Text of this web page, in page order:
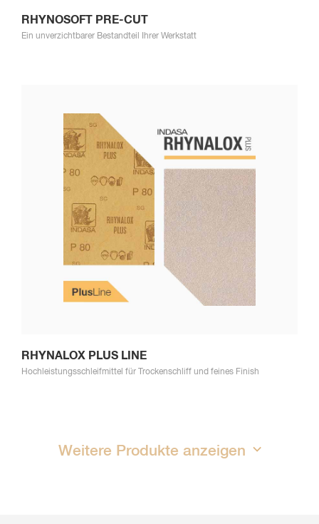
RHYNOSOFT PRE-CUT
Ein unverzichtbarer Bestandteil Ihrer Werkstatt
RHYNALOX PLUS LINE
Hochleistungsschleifmittel für Trockenschliff und feines Finish
Weitere Produkte anzeigen